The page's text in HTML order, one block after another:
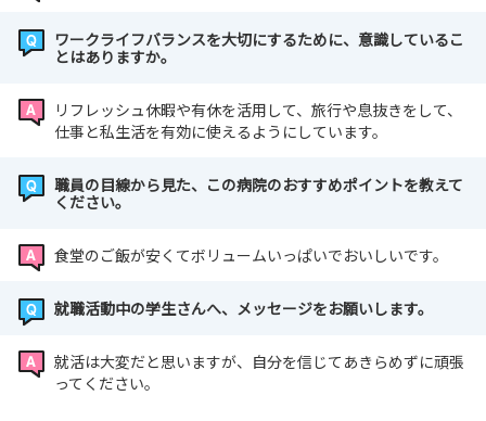
ワークライフバランスを大切にするために、意識しているこ
とはありますか。
リフレッシュ休暇や有休を活用して、旅行や息抜きをして、
仕事と私生活を有効に使えるようにしています。
職員の目線から見た、この病院のおすすめポイントを教えて
ください。
食堂のご飯が安くてボリュームいっぱいでおいしいです。
就職活動中の学生さんへ、メッセージをお願いします。
就活は大変だと思いますが、自分を信じてあきらめずに頑張
ってください。